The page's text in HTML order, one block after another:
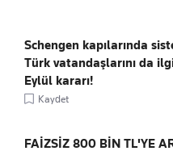
Schengen kapılarında
Türk vatandaşlarını da
Eylül kararı!
Kaydet
FAİZSİZ 800 BİN TL'YE